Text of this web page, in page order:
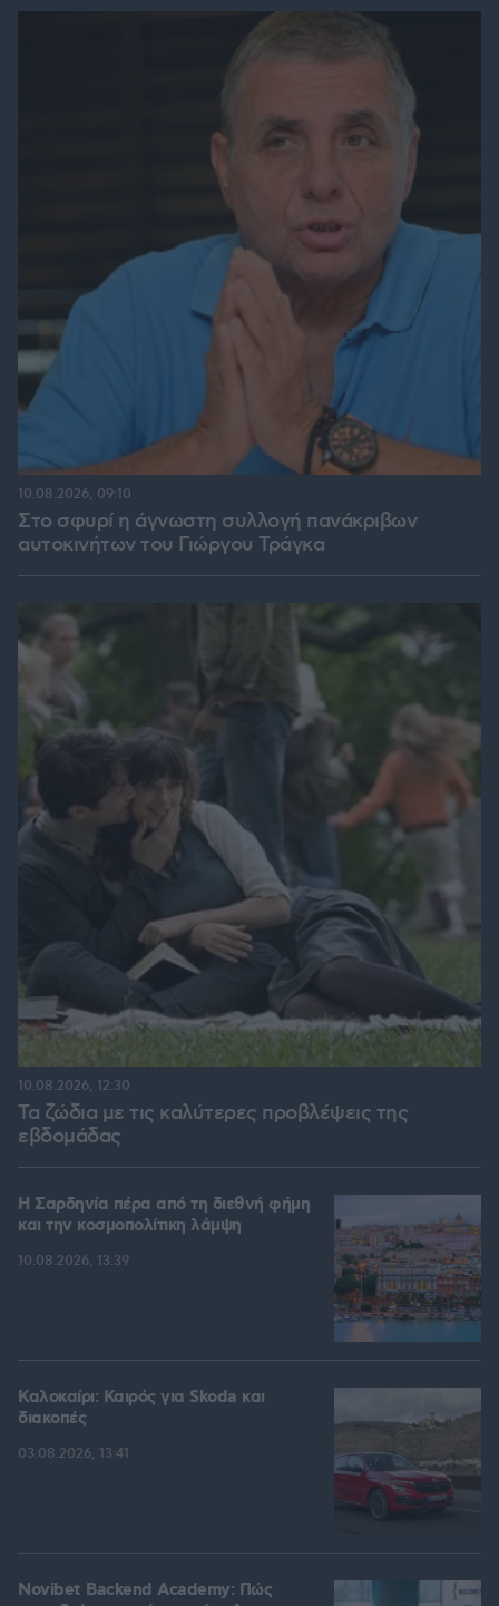
Στο σφυρί η άγνωστη συλλογή πανάκριβων
αυτοκινήτων του Γιώργου Τράγκα
10.08.2026, 09:10
Τα ζώδια με τις καλύτερες προβλέψεις της
εβδομάδας
10.08.2026, 12:30
Η Σαρδηνία πέρα από τη διεθνή φήμη
και την κοσμοπολίτικη λάμψη
10.08.2026, 13:39
Καλοκαίρι: Καιρός για Skoda και
διακοπές
03.08.2026, 13:41
Novibet Backend Academy: Πώς